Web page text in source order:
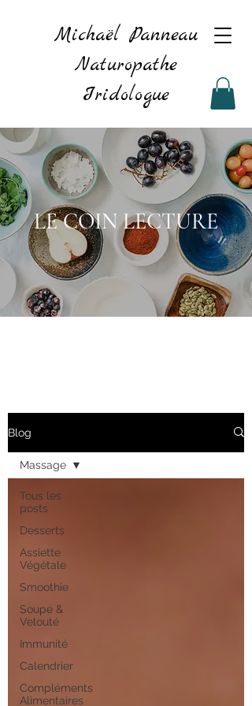
Michaël Panneau
Naturopathe
Iridologue
LE COIN LECTURE
Blog
Tous les
posts
Desserts
Assiette
Végétale
Smoothie
Soupe &
Velouté
Immunité
Calendrier
Compléments
Alimentaires
Massage